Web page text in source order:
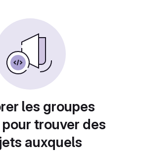
les groupes
trouver des
auxquels